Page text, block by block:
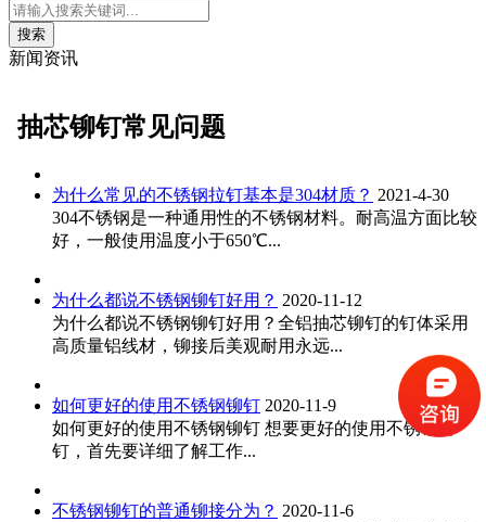
新闻资讯
抽芯铆钉常见问题
为什么常见的不锈钢拉钉基本是304材质？ 2021-4-30
304不锈钢是一种通用性的不锈钢材料。耐高温方面比较
好，一般使用温度小于650℃...
为什么都说不锈钢铆钉好用？ 2020-11-12
为什么都说不锈钢铆钉好用？全铝抽芯铆钉的钉体采用
高质量铝线材，铆接后美观耐用永远...
如何更好的使用不锈钢铆钉 2020-11-9
如何更好的使用不锈钢铆钉 想要更好的使用不锈钢铆
钉，首先要详细了解工作...
不锈钢铆钉的普通铆接分为？ 2020-11-6